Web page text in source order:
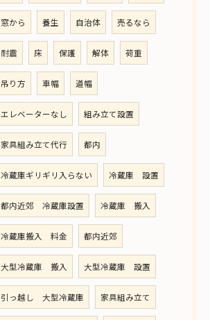
窓から 養生 自治体 売るなら
耐震 床 保護 解体 荷重
吊り方 車幅 道幅
エレベーターなし 組み立て設置
家具組み立て代行 都内
冷蔵庫ギリギリ入らない 冷蔵庫 設置
都内近郊 冷蔵庫設置 冷蔵庫 搬入
冷蔵庫搬入 料金 都内近郊
大型冷蔵庫 搬入 大型冷蔵庫 設置
引っ越し 大型冷蔵庫 家具組み立て